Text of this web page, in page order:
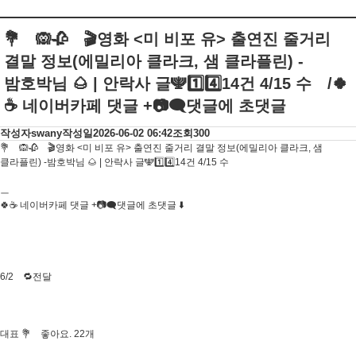
💐 🙉🥀 🎬영화 <미 비포 유> 출연진 줄거리
결말 정보(에밀리아 클라크, 샘 클라플린) -
밤호박님 🌰 | 안락사 글🕎1️⃣4️⃣14건 4/15 수 /🍀
☕️ 네이버카페 댓글 +📷🗨댓글에 초댓글
작성자swany작성일 2026-06-02 06:42조회 300
💐 🙉🥀 🎬영화 <미 비포 유> 출연진 줄거리 결말 정보(에밀리아 클라크, 샘
클라플린) -밤호박님 🌰 | 안락사 글🕎1️⃣4️⃣14건 4/15 수
ㅡ
🍀☕️ 네이버카페 댓글 +📷🗨댓글에 초댓글 ⬇️
6/2 🔁전달
대표 💐 좋아요. 22개